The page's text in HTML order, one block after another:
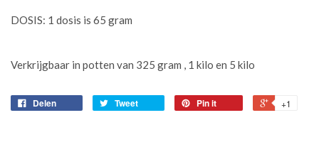
DOSIS: 1 dosis is 65 gram
Verkrijgbaar in potten van 325 gram , 1 kilo en 5 kilo
Delen Tweet Pin it +1